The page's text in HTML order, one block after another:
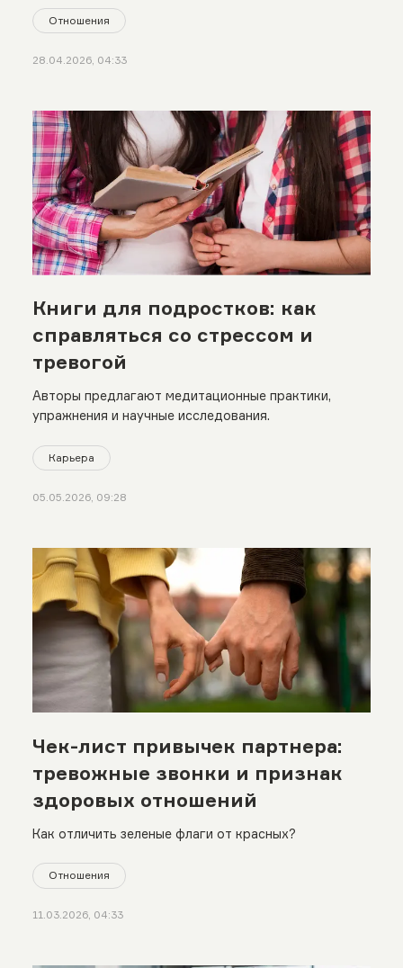
Отношения
28.04.2026, 04:33
Книги для подростков: как
справляться со стрессом и
тревогой
Авторы предлагают медитационные практики,
упражнения и научные исследования.
Карьера
05.05.2026, 09:28
Чек-лист привычек партнера:
тревожные звонки и признак
здоровых отношений
Как отличить зеленые флаги от красных?
Отношения
11.03.2026, 04:33